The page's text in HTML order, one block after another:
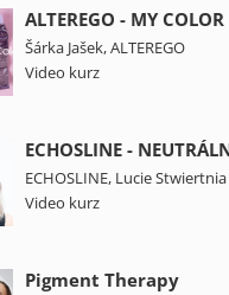
ALTEREGO - MY COLOR
Šárka Jašek,ALTEREGO
Video kurz
ECHOSLINE -
ECHOSLINE, Lucie Stwiertnia
Video kurz
Pigment Therapy